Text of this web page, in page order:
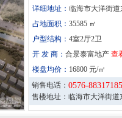
详细地址： 临海市大洋街
占地面积： 35585 ㎡
户型结构： 4室2厅2卫
开 发 商： 合景泰富地产 查
楼盘均价： 16800 元/㎡
销售电话： 0576-88317185
售楼地址：临海市大洋街